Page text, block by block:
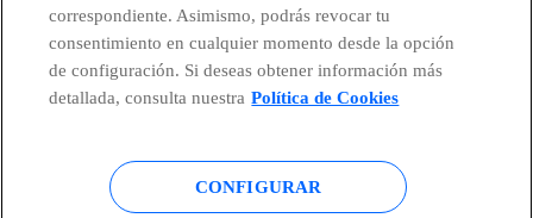
Centro Global Transparencia
Política de cookies Aviso legal
correspondiente. Asimismo, podrás revocar tu
consentimiento en cualquier momento desde la opción
de configuración. Si deseas obtener información más
detallada, consulta nuestra Política de Cookies
CONFIGURAR